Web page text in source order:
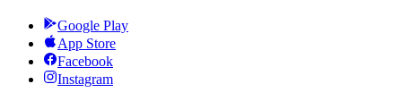
Google Play
App Store
Facebook
Instagram